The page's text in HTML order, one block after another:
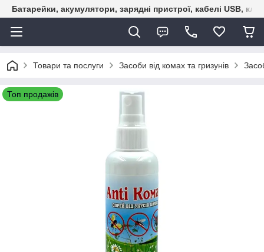
Батарейки, акумулятори, зарядні пристрої, кабелі USB,
Товари та послуги Засоби від комах та гризунів
Топ продажів